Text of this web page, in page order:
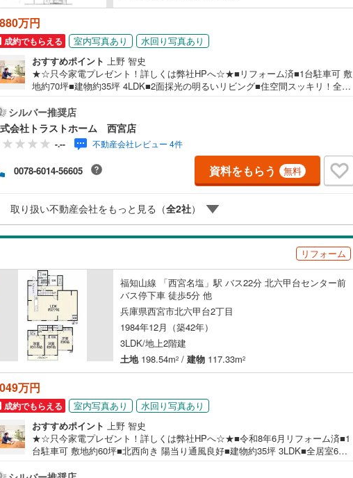
万円
成約でもらえる 室内写真あり
水回り写真あり
おすすめポイント 上野 智史
★☆只今家電プレゼント！詳しくは弊社HPへ☆★■リフォーム済■1台駐車可 敷
地約70坪■建物約35坪 4LDK■2面採光の明るいリビング■住空間スッキリ！全居
好！お手洗い×2ヶ所■前道幅約6mで駐車しやすい■小学校が徒歩10分圏内で通
学安心〈令和6年3月リフォーム内容〉・システムキッチン新調・洗面化粧台新
調・ユニットバス新調・温水洗浄便座付トイレ新調・クロス・床貼替・畳表替
など♪北六甲台小学校 約550m♪山口中学校 約1050mお家探しは、トラストホー
ムにお任せください！ご相談はお気軽に♪〇定休日はございません。お時間帯
も、お客様のご都合に可能な限りおこたえします♪〇急なご予約も大歓迎です♪
〇住宅ローン相談、買替相談もお任せください！詳しくは弊社HPをご覧くださ
物件のご紹介が可能です♪
シルバー推奨店
会社トラストホーム 西宮店
-.-- 不動産会社レビュー 4件
0078-6014-56605 資料をもらう 無料
取り扱い不動産会社をもっと見る（全2社）
リフォーム
福知山線 「西宮名塩」駅 バス22分 北六甲台センター前
バス停下車 徒歩5分 他
兵庫県西宮市北六甲台2丁目
1984年12月（築42年）
3LDK/地上2階建
土地198.54m2 / 建物 117.33m2
万円
成約でもらえる 室内写真あり
水回り写真あり
おすすめポイント 上野 智史
★☆只今家電プレゼント！詳しくは弊社HPへ☆★■令和8年6月リフォーム済■1
台駐車可 敷地約60坪■北西向き 陽当り通風良好■建物約35坪 3LDK■全居室6帖
た家事動線良好な間取■キッチン横に勝手口有 ゴミの一時置きや換気に便利■生
ウォークインクローゼット
（1）
ルコニー、庭
・規模・施工・品質・工法関連
耐震、免震、制震構造
（0）
住宅性能評価付き（0
オンライン対応
オンライン内見(相談)可（3） IT重説可（1）
オンライン対応とは？